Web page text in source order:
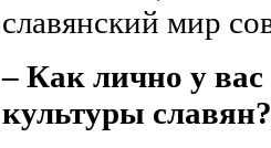
славянский мир
– Как лично у
культуры славян?